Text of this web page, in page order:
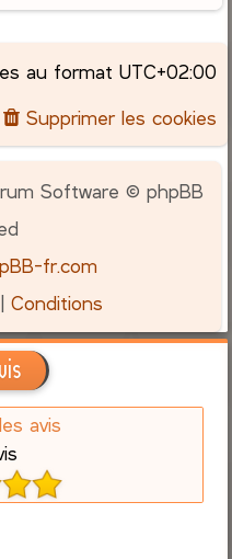
au format UTC+02:00
Supprimer les cookies
Software © phpBB
fr.com
|Conditions
avis